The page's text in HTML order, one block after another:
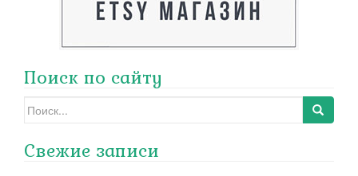
Поиск по сайту
for:
Свежие записи